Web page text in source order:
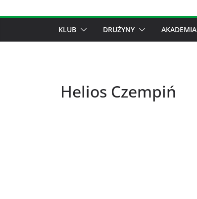
KLUB DRUŻYNY AKADEMIA
Helios Czempiń